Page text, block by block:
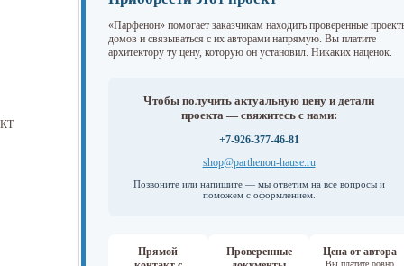
«Парфенон» помогает заказчикам находить проверенные
домов и связываться с их авторами напрямую. Вы платите
архитектору ту цену, которую он установил. Никаких наценок.
Чтобы получить актуальную цену и детали
проекта — свяжитесь с нами:
+7-926-377-46-81
shop@parthenon-hause.ru
Позвоните или напишите — мы ответим на все вопросы и
поможем с оформлением.
Прямой
Проверенные
Цена от автора
Вы платите ровно